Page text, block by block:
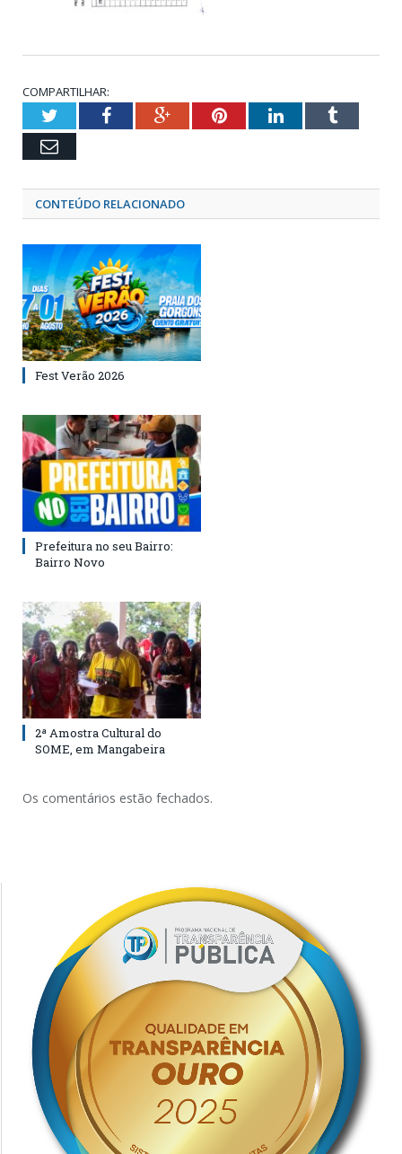
COMPARTILHAR:
TwitterFacebookGoogle+PinterestLinkedInTumblr
Email
CONTEÚDO RELACIONADO
Fest Verão 2026
Prefeitura no seu Bairro:
Bairro Novo
2ª Amostra Cultural do
SOME, em Mangabeira
Os comentários estão fechados.